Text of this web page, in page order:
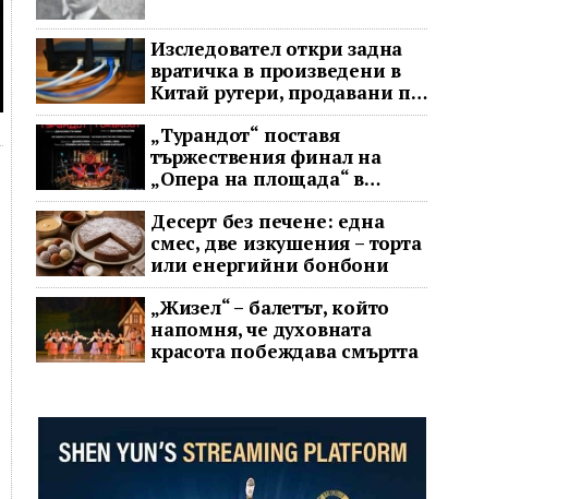
Изследовател откри задна
вратичка в произведени в
Китай рутери, продавани по
целия свят
„Турандот“ поставя
тържествения финал на
„Опера на площада“ в
София
Десерт без печене: една
смес, две изкушения – торта
или енергийни бонбони
„Жизел“ – балетът, който
напомня, че духовната
красота побеждава смъртта